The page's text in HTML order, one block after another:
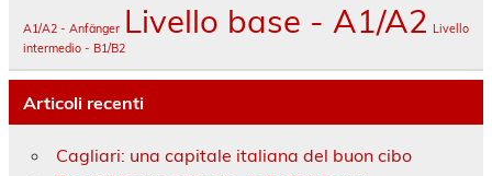
A1/A2 - Anfänger Livello base - A1/A2 Livello
intermedio - B1/B2
Articoli recenti
Cagliari: una capitale italiana del buon cibo